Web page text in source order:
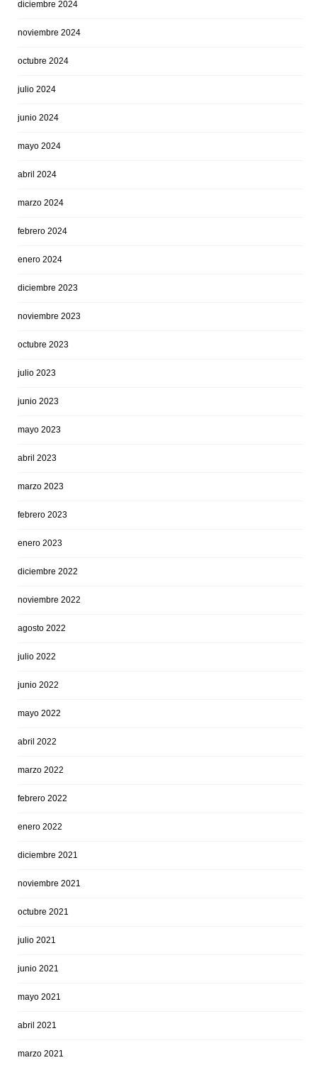
diciembre 2024
noviembre 2024
octubre 2024
julio 2024
junio 2024
mayo 2024
abril 2024
marzo 2024
febrero 2024
enero 2024
diciembre 2023
noviembre 2023
octubre 2023
julio 2023
junio 2023
mayo 2023
abril 2023
marzo 2023
febrero 2023
enero 2023
diciembre 2022
noviembre 2022
agosto 2022
julio 2022
junio 2022
mayo 2022
abril 2022
marzo 2022
febrero 2022
enero 2022
diciembre 2021
noviembre 2021
octubre 2021
julio 2021
junio 2021
mayo 2021
abril 2021
marzo 2021